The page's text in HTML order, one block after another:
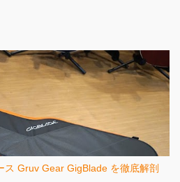
Gruv Gear GigBlade を徹底解剖